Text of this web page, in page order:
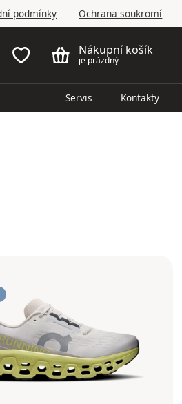
podmínky Ochrana soukromí
Nákupní košík
je prázdný
Servis Kontakty